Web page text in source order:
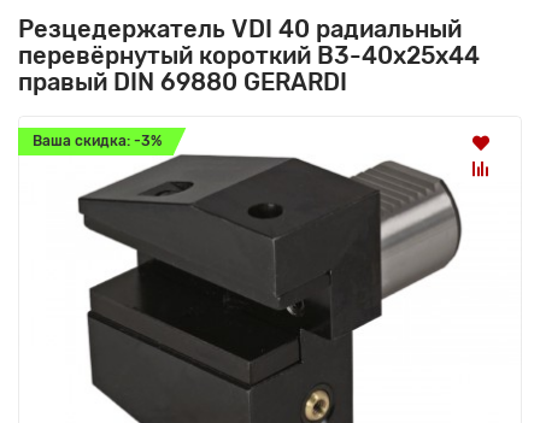
Резцедержатель VDI 40 радиальный
перевёрнутый короткий B3-40х25х44
правый DIN 69880 GERARDI
Ваша скидка: -3%